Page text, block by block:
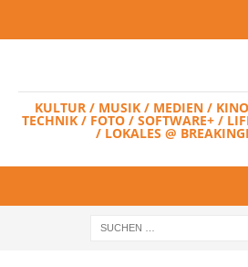
KULTUR / MUSIK / MEDIEN /
TECHNIK / FOTO / SOFTWARE+ /
/ LOKALES @